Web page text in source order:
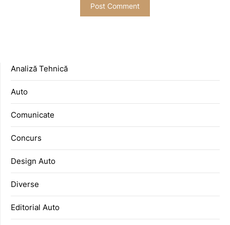
Analiză Tehnică
Auto
Comunicate
Concurs
Design Auto
Diverse
Editorial Auto